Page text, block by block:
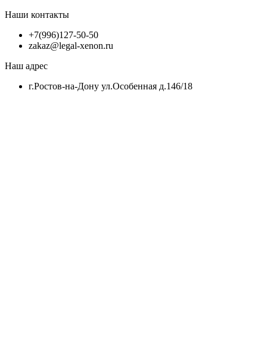
Наши контакты
+7(996)127-50-50
zakaz@legal-xenon.ru
Наш адрес
г.Ростов-на-Дону ул.Особенная д.146/18